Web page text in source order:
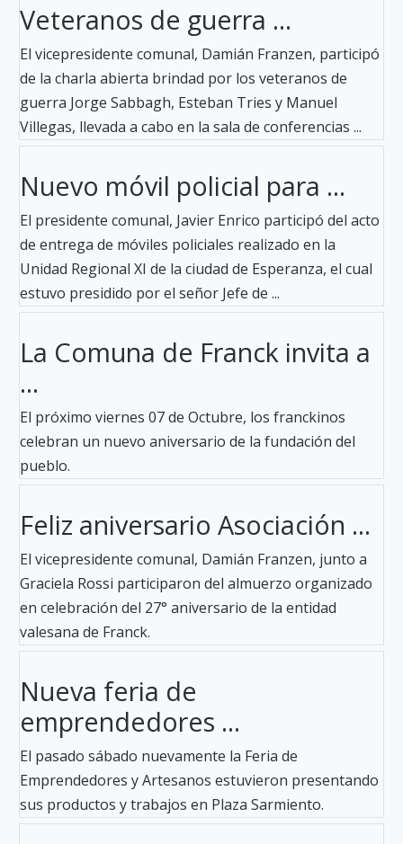
Veteranos de guerra ...
El vicepresidente comunal, Damián Franzen, participó
de la charla abierta brindad por los veteranos de
guerra Jorge Sabbagh, Esteban Tries y Manuel
Villegas, llevada a cabo en la sala de conferencias ...
Nuevo móvil policial para ...
El presidente comunal, Javier Enrico participó del acto
de entrega de móviles policiales realizado en la
Unidad Regional XI de la ciudad de Esperanza, el cual
estuvo presidido por el señor Jefe de ...
La Comuna de Franck invita a
...
El próximo viernes 07 de Octubre, los franckinos
celebran un nuevo aniversario de la fundación del
pueblo.
Feliz aniversario Asociación ...
El vicepresidente comunal, Damián Franzen, junto a
Graciela Rossi participaron del almuerzo organizado
en celebración del 27° aniversario de la entidad
valesana de Franck.
Nueva feria de
emprendedores ...
El pasado sábado nuevamente la Feria de
Emprendedores y Artesanos estuvieron presentando
sus productos y trabajos en Plaza Sarmiento.